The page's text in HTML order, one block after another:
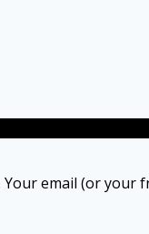
email (or your